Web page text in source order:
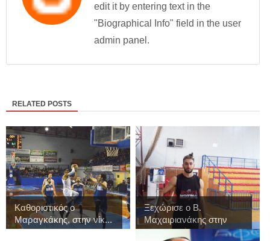
edit it by entering text in the
"Biographical Info" field in the user
admin panel.
RELATED POSTS
Καθοριστικός ο
Μαραγκάκης, στην νίκ...
Ξεχώρισε ο Β.
Μαχαιριανάκης στην
πρ...